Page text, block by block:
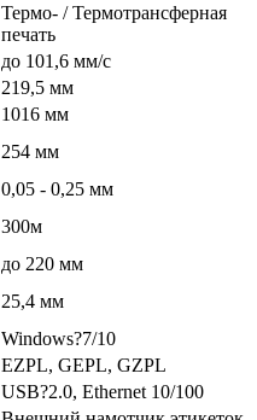
Термо- / Термотрансферная
печать
до 101,6 мм/с
219,5 мм
1016 мм
254 мм
0,05 - 0,25 мм
300м
до 220 мм
25,4 мм
Windows?7/10
EZPL, GEPL, GZPL
USB?2.0, Ethernet 10/100